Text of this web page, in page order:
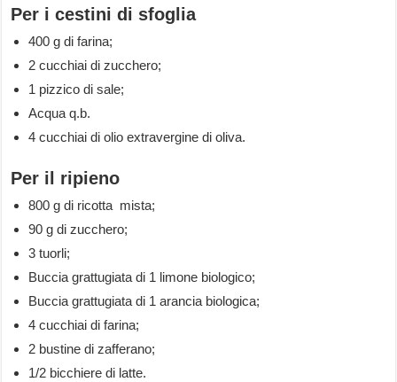
Per i cestini di sfoglia
400 g di farina;
2 cucchiai di zucchero;
1 pizzico di sale;
Acqua q.b.
4 cucchiai di olio extravergine di oliva.
Per il ripieno
800 g di ricotta mista;
90 g di zucchero;
3 tuorli;
Buccia grattugiata di 1 limone biologico;
Buccia grattugiata di 1 arancia biologica;
4 cucchiai di farina;
2 bustine di zafferano;
1/2 bicchiere di latte.